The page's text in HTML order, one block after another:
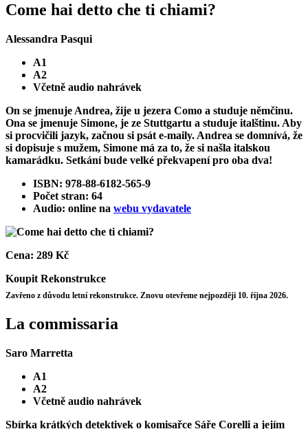
Come hai detto che ti chiami?
Alessandra Pasqui
A1
A2
Včetně audio nahrávek
On se jmenuje Andrea, žije u jezera Como a studuje němčinu.
Ona se jmenuje Simone, je ze Stuttgartu a studuje italštinu. Aby
si procvičili jazyk, začnou si psát e-maily. Andrea se domnívá, že
si dopisuje s mužem, Simone má za to, že si našla italskou
kamarádku. Setkání bude velké překvapení pro oba dva!
ISBN: 978-88-6182-565-9
Počet stran: 64
Audio: online na webu vydavatele
Cena: 289 Kč
Koupit Rekonstrukce
Zavřeno z důvodu letní rekonstrukce. Znovu otevřeme nejpozději 10. října 2026.
La commissaria
Saro Marretta
A1
A2
Včetně audio nahrávek
Sbírka krátkých detektivek o komisařce Sáře Corelli a jejím